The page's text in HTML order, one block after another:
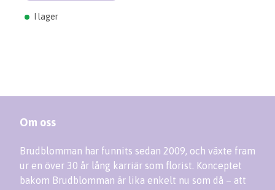
I lager
Om oss
Brudblomman har funnits sedan 2009, och växte fram
ur en över 30 år lång karriär som florist. Konceptet
bakom Brudblomman är lika enkelt nu som då – att